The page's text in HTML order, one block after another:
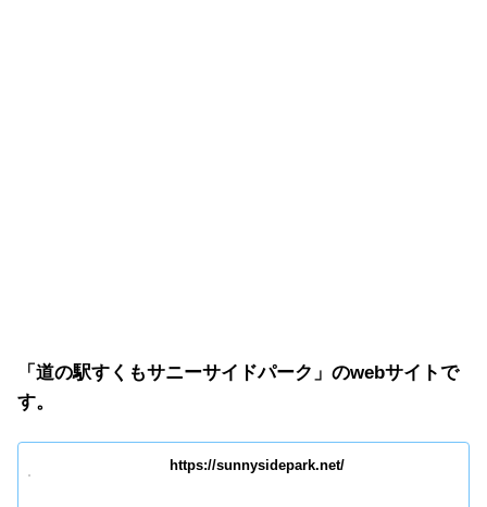
「道の駅すくもサニーサイドパーク」のwebサイトで
す。
https://sunnysidepark.net/